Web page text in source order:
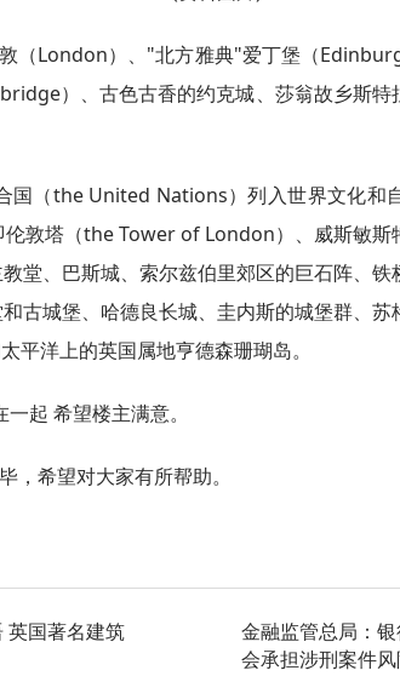
（London）、"北方雅典"爱丁堡（
）、古色古香的约克城、莎翁故乡斯特
国（the United Nations）列入世界文化和
伦敦塔（the Tower of London）、威斯敏斯
堂、巴斯城、索尔兹伯里郊区的巨石阵、
古城堡、哈德良长城、圭内斯的城堡群、
平洋上的英国属地亨德森珊瑚岛。
起 希望楼主满意。
，希望对大家有所帮助。
英国著名建筑
金融监管总局：
会承担涉刑案件